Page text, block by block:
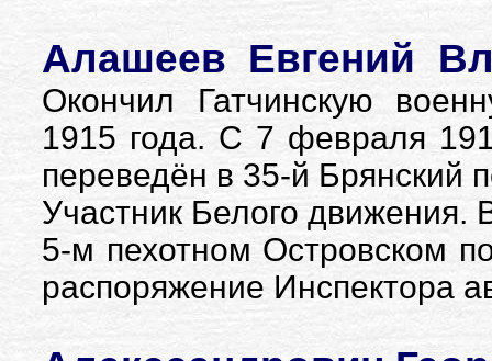
Алашеев Евгений
Окончил Гатчинскую
1915 года. С 7 февраля
переведён в 35-й Брянский
Участник Белого
5-м пехотном Островском
распоряжение Инспектора